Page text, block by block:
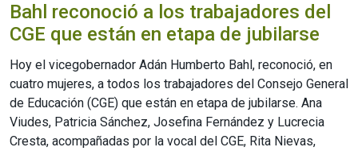
Bahl reconoció a los trabajadores del
CGE que están en etapa de jubilarse
Hoy el vicegobernador Adán Humberto Bahl, reconoció, en
cuatro mujeres, a todos los trabajadores del Consejo General
de Educación (CGE) que están en etapa de jubilarse. Ana
Viudes, Patricia Sánchez, Josefina Fernández y Lucrecia
Cresta, acompañadas por la vocal del CGE, Rita Nievas,